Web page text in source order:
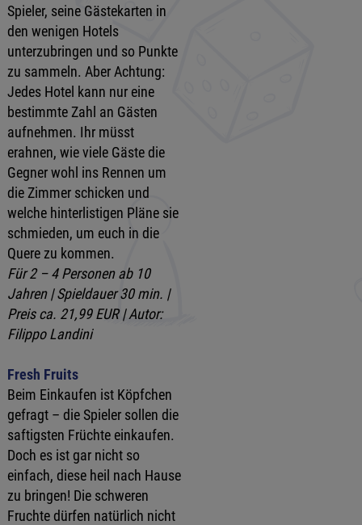
Spieler, seine Gästekarten in
den wenigen Hotels
unterzubringen und so Punkte
zu sammeln. Aber Achtung:
Jedes Hotel kann nur eine
bestimmte Zahl an Gästen
aufnehmen. Ihr müsst
erahnen, wie viele Gäste die
Gegner wohl ins Rennen um
die Zimmer schicken und
welche hinterlistigen Pläne sie
schmieden, um euch in die
Quere zu kommen.
Für 2 – 4 Personen ab 10
Jahren | Spieldauer 30 min. |
Preis ca. 21,99 EUR | Autor:
Filippo Landini
Fresh Fruits
Beim Einkaufen ist Köpfchen
gefragt – die Spieler sollen die
saftigsten Früchte einkaufen.
Doch es ist gar nicht so
einfach, diese heil nach Hause
zu bringen! Die schweren
Fruchte dürfen natürlich nicht